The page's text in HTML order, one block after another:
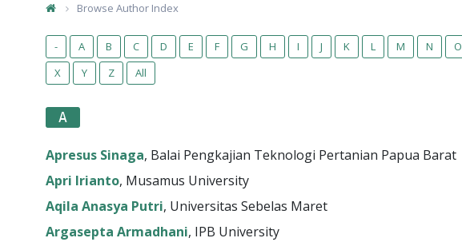
Browse Author Index
- A B C D E F G H I J K L M N O
X
Y Z All
A
Apresus Sinaga, Balai Pengkajian Teknologi Pertanian Papua Barat
Apri Irianto, Musamus University
Aqila Anasya Putri, Universitas Sebelas Maret
Argasepta Armadhani, IPB University